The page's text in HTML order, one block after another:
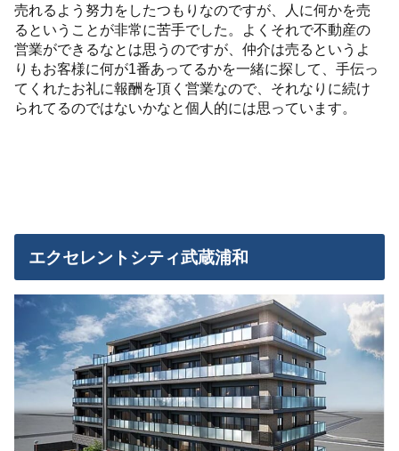
売れるよう努力をしたつもりなのですが、人に何かを売
るということが非常に苦手でした。よくそれで不動産の
営業ができるなとは思うのですが、仲介は売るというよ
りもお客様に何が1番あってるかを一緒に探して、手伝っ
てくれたお礼に報酬を頂く営業なので、それなりに続け
られてるのではないかなと個人的には思っています。
エクセレントシティ武蔵浦和